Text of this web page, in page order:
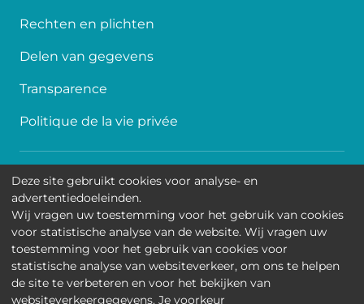
Rechten en plichten
Delen van gegevens
Transparence
Politique de la vie privée
Toegankelijkheid
Contact
Cookies
Wettelijke mededelingen
Deze site gebruikt cookies voor analyse- en
advertentiedoeleinden.
Wij vragen uw toestemming voor het gebruik van cookies
voor statistische analyse van de website. Wij vragen uw
toestemming voor het gebruik van cookies voor
statistische analyse van websiteverkeer, om ons te helpen
de site te verbeteren en voor het bekijken van
websiteverkeergegevens. Je voorkeur